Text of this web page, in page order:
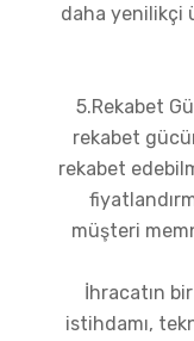
daha yenilikçi
5.Rekabet
rekabet
rekabet
müşteri
İhracatın
istihdamı,